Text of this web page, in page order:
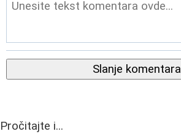
Slanje komentara
Pročitajte i...